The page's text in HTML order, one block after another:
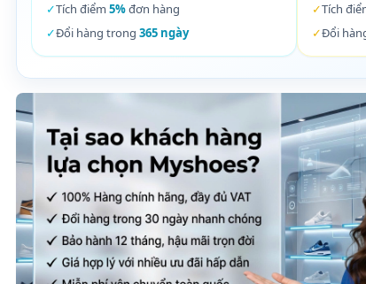
✓Tích điểm 5%đơn hàng
✓Đổi hàng trong 365 ngày
✓Tích
✓Đổi